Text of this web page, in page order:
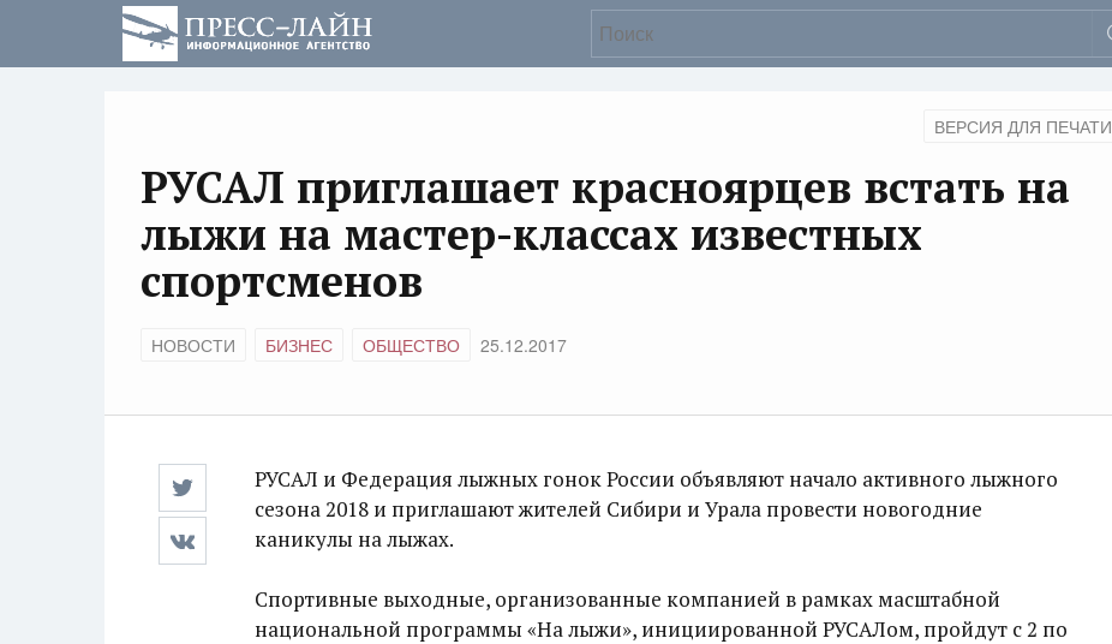
ВЕРСИЯ ДЛЯ ПЕЧАТИ
РУСАЛ приглашает красноярцев встать на
лыжи на мастер-классах известных
спортсменов
НОВОСТИ БИЗНЕС ОБЩЕСТВО 25.12.2017
РУСАЛ и Федерация лыжных гонок России объявляют начало активного лыжного
сезона 2018 и приглашают жителей Сибири и Урала провести новогодние
каникулы на лыжах.
Спортивные выходные, организованные компанией в рамках масштабной
национальной программы «На лыжи», инициированной РУСАЛом, пройдут с 2 по